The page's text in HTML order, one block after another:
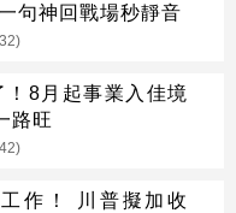
句神回戰場秒靜音
8月起事業入佳境
路旺
作！ 川普擬加收